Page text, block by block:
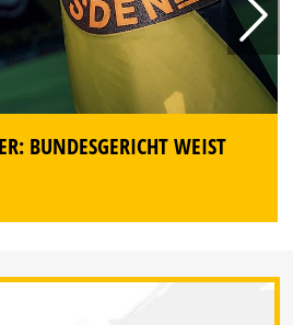
BUNDESGERICHT WEIST